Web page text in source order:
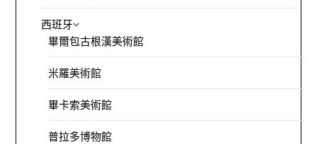
西班牙
畢爾包古根漢美術館
米羅美術館
畢卡索美術館
普拉多博物館